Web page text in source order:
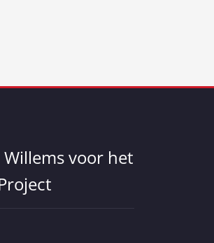
voor het